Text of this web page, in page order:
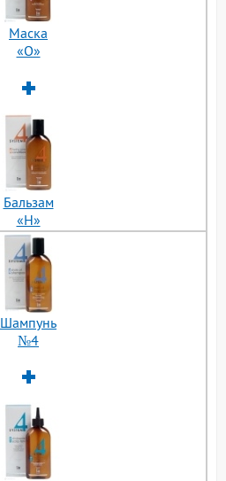
Маска
«О»
Бальзам
«H»
Шампунь
№4